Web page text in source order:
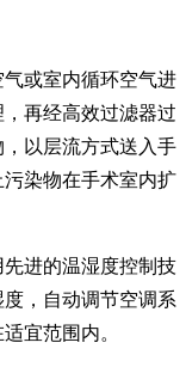
或室内循环空气进
再经高效过滤器过
以层流方式送入手
染物在手术室内扩
进的温湿度控制技
，自动调节空调系
宜范围内。